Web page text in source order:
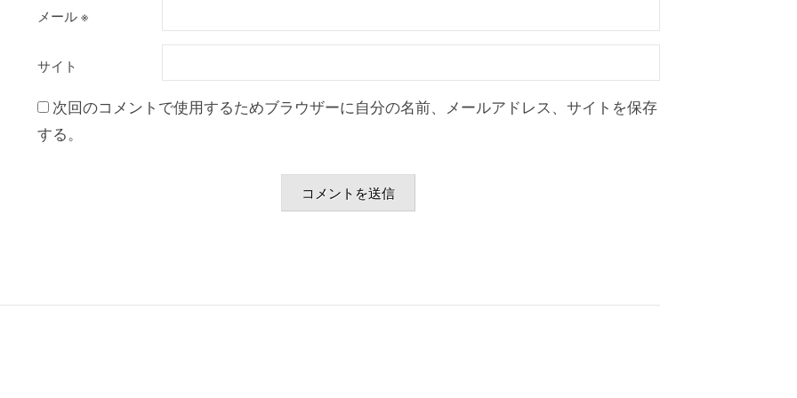
メール ※
サイト
次回のコメントで使用するためブラウザーに自分の名前、メールアドレス、サイトを保存
する。